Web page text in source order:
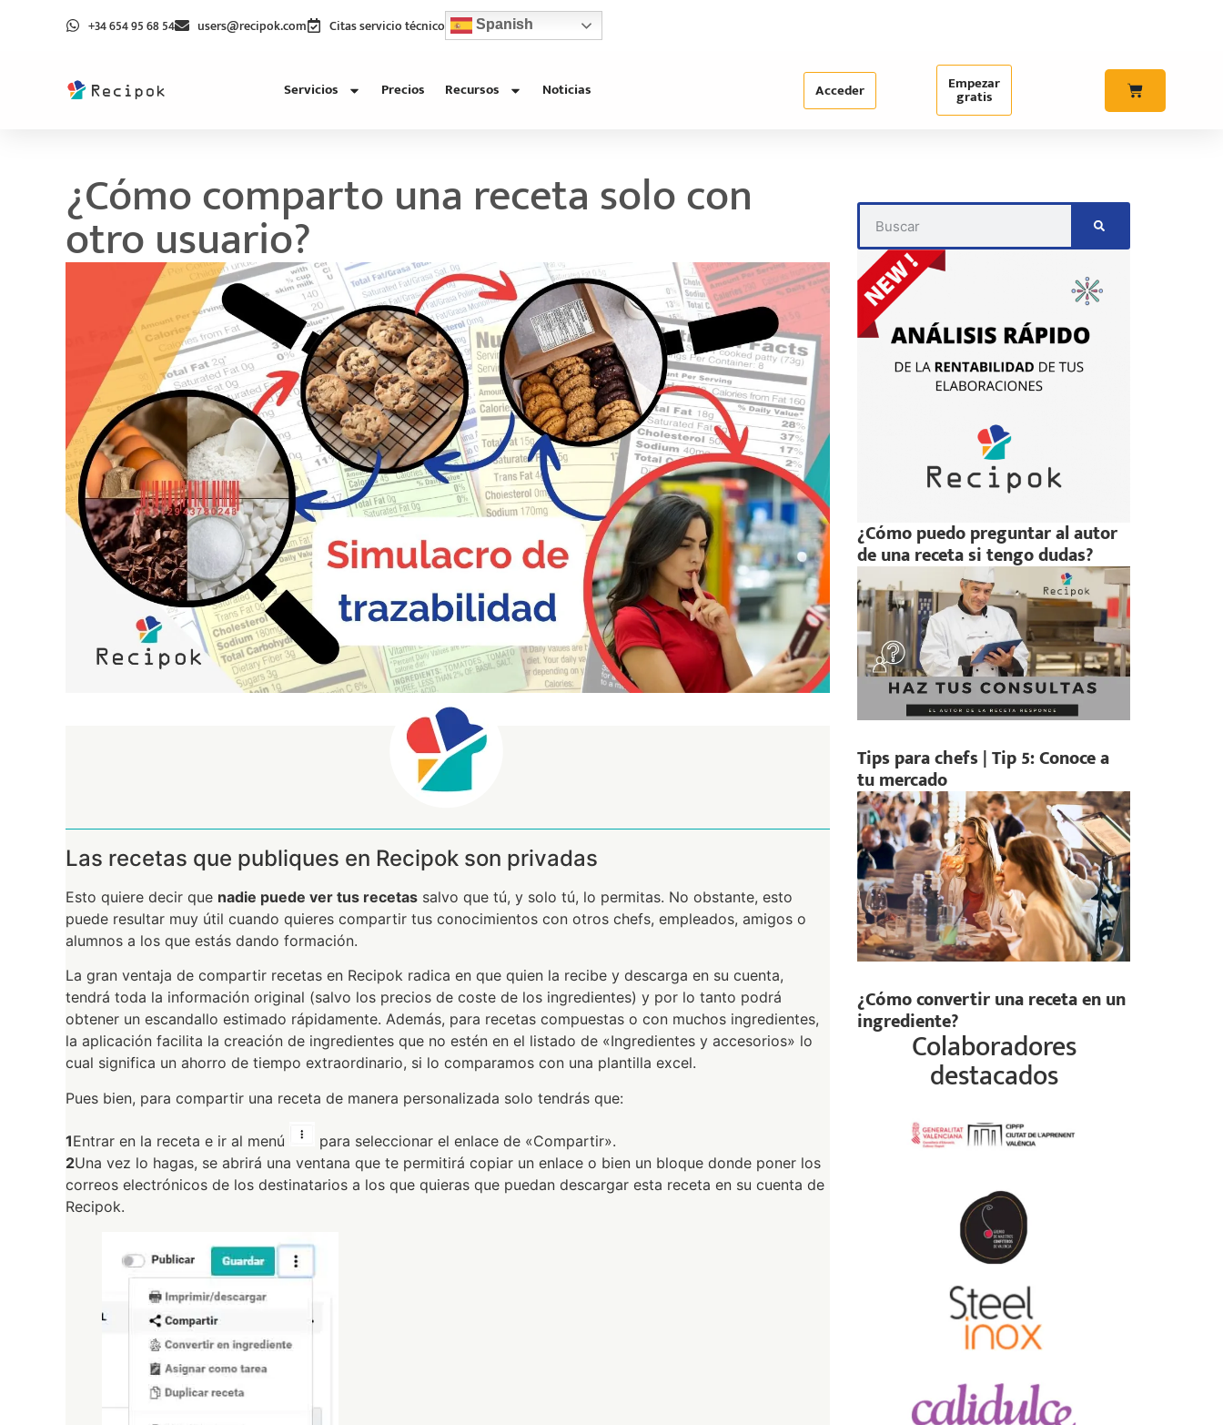
+34 654 95 68 54 users@recipok.com Citas servicio técnico Spanish
Servicios Precios Recursos Noticias Acceder Empezar
gratis
¿Cómo comparto una receta solo con
otro usuario?
Las recetas que publiques en Recipok son privadas
Esto quiere decir que nadie puede ver tus recetas salvo que tú, y solo tú, lo permitas. No obstante, esto
puede resultar muy útil cuando quieres compartir tus conocimientos con otros chefs, empleados, amigos o
alumnos a los que estás dando formación.
La gran ventaja de compartir recetas en Recipok radica en que quien la recibe y descarga en su cuenta,
tendrá toda la información original (salvo los precios de coste de los ingredientes) y por lo tanto podrá
obtener un escandallo estimado rápidamente. Además, para recetas compuestas o con muchos ingredientes,
la aplicación facilita la creación de ingredientes que no estén en el listado de «Ingredientes y accesorios» lo
cual significa un ahorro de tiempo extraordinario, si lo comparamos con una plantilla excel.
Pues bien, para compartir una receta de manera personalizada solo tendrás que:
1Entrar en la receta e ir al menú
para seleccionar el enlace de «Compartir».
2Una vez lo hagas, se abrirá una ventana que te permitirá copiar un enlace o bien un bloque donde poner los
correos electrónicos de los destinatarios a los que quieras que puedan descargar esta receta en su cuenta de
Recipok.
¿Cómo puedo preguntar al autor
de una receta si tengo dudas?
Tips para chefs | Tip 5: Conoce a
tu mercado
¿Cómo convertir una receta en un
ingrediente?
Colaboradores
destacados